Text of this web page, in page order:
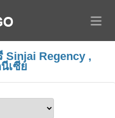
Sinjai Regency ,
เซีย